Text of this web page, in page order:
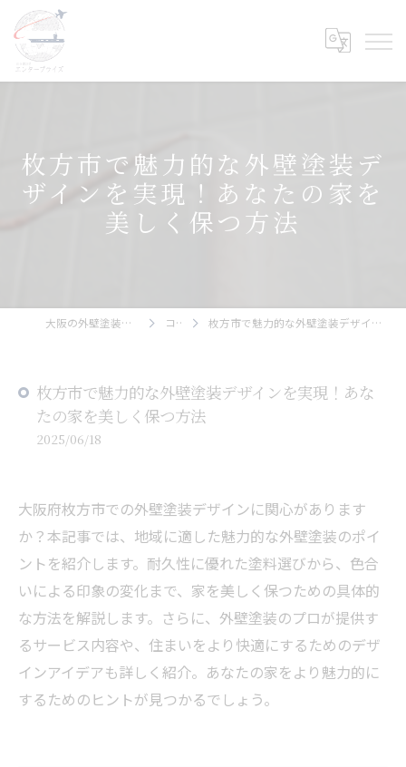
枚方市で魅力的な外壁塗装デ
ザインを実現！あなたの家を
美しく保つ方法
大阪の外壁塗装ならエンタープライズ コラム 枚方市で魅力的な外壁塗装デザインを実現！あなたの家を美しく保つ方法
枚方市で魅力的な外壁塗装デザインを実現！あな
たの家を美しく保つ方法
2025/06/18
大阪府枚方市での外壁塗装デザインに関心があります
か？本記事では、地域に適した魅力的な外壁塗装のポイ
ントを紹介します。耐久性に優れた塗料選びから、色合
いによる印象の変化まで、家を美しく保つための具体的
な方法を解説します。さらに、外壁塗装のプロが提供す
るサービス内容や、住まいをより快適にするためのデザ
インアイデアも詳しく紹介。あなたの家をより魅力的に
するためのヒントが見つかるでしょう。